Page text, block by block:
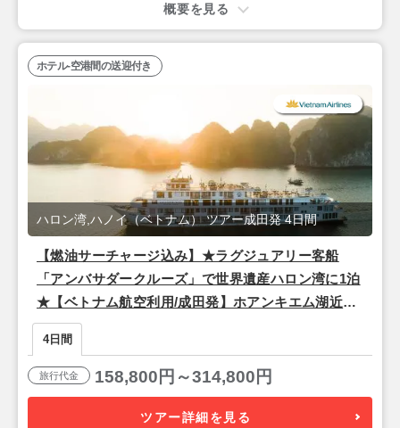
概要を見る
【燃油サーチャージ込み】★ラグジュアリー客船
「アンバサダークルーズ」で世界遺産ハロン湾に1泊
★【ベトナム航空利用/成田発】ホアンキエム湖近
く！観光に便利でスタイリッシュな4つ星『ザ・チー
ブティック・ハノイ（スーペリアルーム）』宿泊ハ
ノイ2泊4日
ハロン湾,ハノイ（ベトナム） ツアー成田発 4日間
ホテル-空港間の送迎付き
4日間
旅行代金 158,800円～314,800円
ツアー詳細を見る